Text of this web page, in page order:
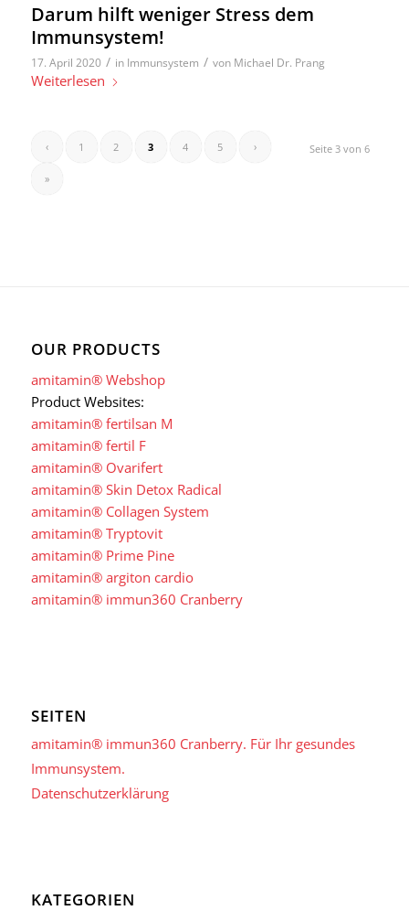
Darum hilft weniger Stress dem
Immunsystem!
17. April 2020 / in Immunsystem / von Michael Dr. Prang
Weiterlesen
Seite 3 von 6
‹ 1 2 3 4 5 ›
»
OUR PRODUCTS
amitamin® Webshop
Product Websites:
amitamin® fertilsan M
amitamin® fertil F
amitamin® Ovarifert
amitamin® Skin Detox Radical
amitamin® Collagen System
amitamin® Tryptovit
amitamin® Prime Pine
amitamin® argiton cardio
amitamin® immun360 Cranberry
SEITEN
amitamin® immun360 Cranberry. Für Ihr gesundes
Immunsystem.
Datenschutzerklärung
KATEGORIEN